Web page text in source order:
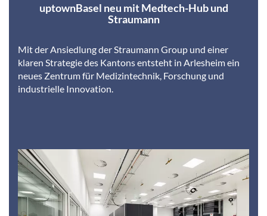
uptownBasel neu mit Medtech-Hub und
Straumann
Mit der Ansiedlung der Straumann Group und einer
klaren Strategie des Kantons entsteht in Arlesheim ein
neues Zentrum für Medizintechnik, Forschung und
industrielle Innovation.